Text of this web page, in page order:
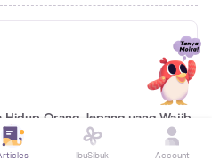
Hidup Orang Jepang yang Wajib
Menjaga Kesehatan
IbuSibuk Account